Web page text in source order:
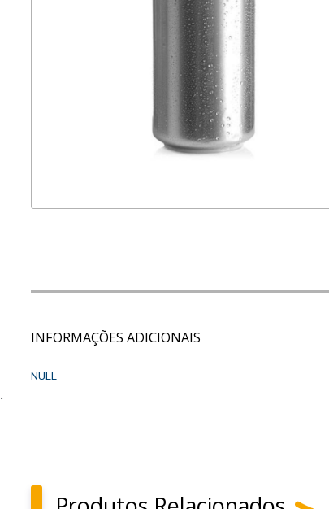
INFORMAÇÕES ADICIONAIS
NULL
.